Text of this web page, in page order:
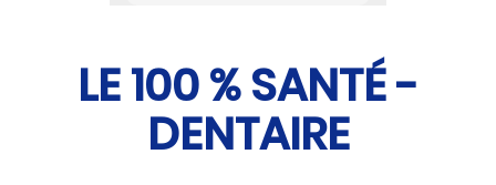
LE 100 % SANTÉ -
DENTAIRE